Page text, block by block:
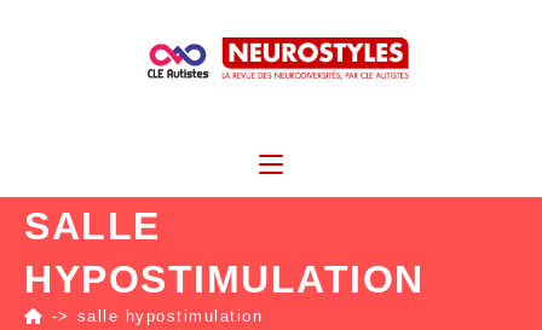
SALLE
HYPOSTIMULATION
-> salle hypostimulation